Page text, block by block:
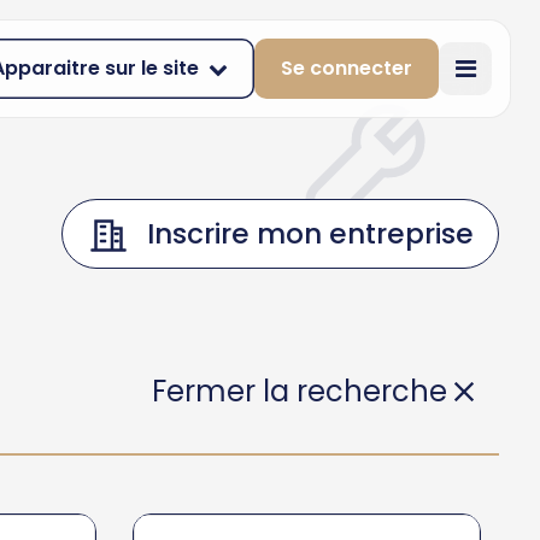
sur le site Se connecter
Inscrire mon entreprise
Fermer la recherche